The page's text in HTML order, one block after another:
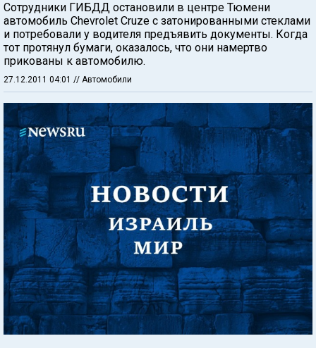
Сотрудники ГИБДД остановили в центре Тюмени
автомобиль Chevrolet Cruze с затонированными стеклами
и потребовали у водителя предъявить документы. Когда
тот протянул бумаги, оказалось, что они намертво
прикованы к автомобилю.
27.12.2011 04:01 // Автомобили